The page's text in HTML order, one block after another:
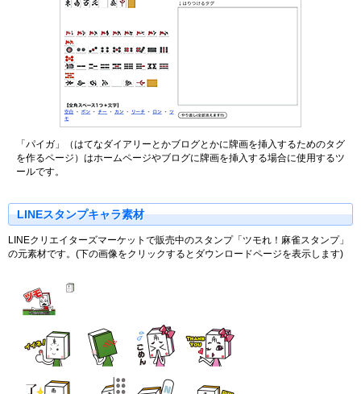
「パイガ」（はてなダイアリーとかブログとかに牌画を挿入するためのタグ
を作るページ）はホームページやブログに牌画を挿入する場合に使用するツ
ールです。
LINEスタンプキャラ素材
LINEクリエイターズマーケットで販売中のスタンプ「ツモれ！麻雀スタンプ」
の元素材です。(下の画像をクリックするとダウンロードページを表示します)